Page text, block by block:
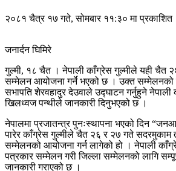
२०८१ चैत्र १७ गते, सोमबार ११:३० मा प्रकाशित
जनार्दन घिमिरे
गुल्मी, १८ चैत । नेपाली काँग्रेस गुल्मीले यही चैत
सम्मेलन आयोजना गर्ने भएको छ । उक्त सम्मेलनको
सभापति शेरवहादुर देउवाले उद्घाटन गर्नुहुने नेपाली
खिलध्वज पन्थीले जानकारी दिनुभएको छ ।
नेपालमा प्रजातन्त्र पुनःस्थापना भएको दिन
पारेर काँग्रेस गुल्मीले चैत २६ र २७ गते सदरमुकाम
सम्मेलनको आयोजना गर्न लागेको हो । नेपाली
पत्रकार सम्मेलन गरी जिल्ला सम्मेलनको लागि
जानकारी गराएको छ ।